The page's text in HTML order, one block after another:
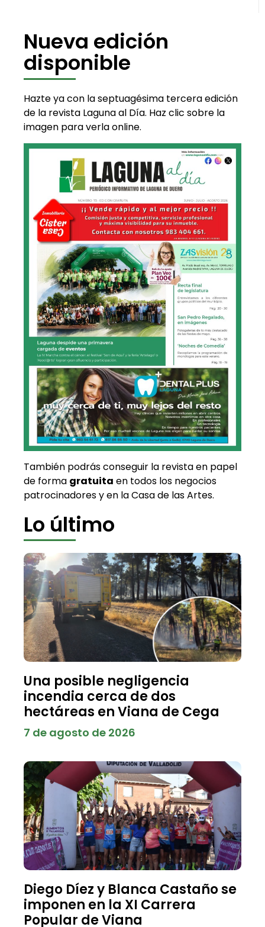
Nueva edición
disponible
Hazte ya con la septuagésima tercera edición
de la revista Laguna al Día. Haz clic sobre la
imagen para verla online.
También podrás conseguir la revista en papel
de forma gratuita en todos los negocios
patrocinadores y en la Casa de las Artes.
Lo último
Una posible negligencia
incendia cerca de dos
hectáreas en Viana de Cega
7 de agosto de 2026
Diego Díez y Blanca Castaño se
imponen en la XI Carrera
Popular de Viana